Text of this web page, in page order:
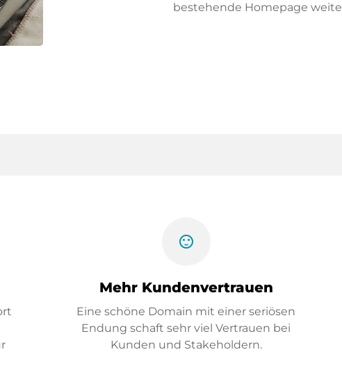
bestehende Homepage
sentiment_satisfied
Mehr Kundenvertrauen
Eine schöne Domain mit einer seriösen
Endung schaft sehr viel Vertrauen bei
Kunden und Stakeholdern.